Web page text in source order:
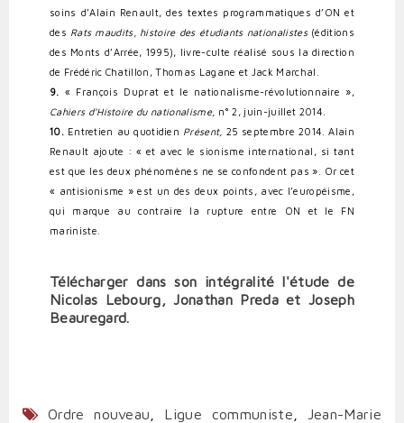
soins d’Alain Renault, des textes programmatiques d’ON et
des Rats maudits, histoire des étudiants nationalistes (éditions
des Monts d’Arrée, 1995), livre-culte réalisé sous la direction
de Frédéric Chatillon, Thomas Lagane et Jack Marchal.
9.
« François Duprat et le nationalisme-révolutionnaire »,
Cahiers d’Histoire du nationalisme, n° 2, juin-juillet 2014.
10. Entretien au quotidien Présent, 25 septembre 2014. Alain
Renault ajoute : « et avec le sionisme international, si tant
est que les deux phénomènes ne se confondent pas ». Or cet
« antisionisme » est un des deux points, avec l’européisme,
qui marque au contraire la rupture entre ON et le FN
mariniste.
Télécharger dans son intégralité l'étude de
Nicolas Lebourg, Jonathan Preda et Joseph
Beauregard.
Ordre nouveau Ligue communiste
Jean-Marie